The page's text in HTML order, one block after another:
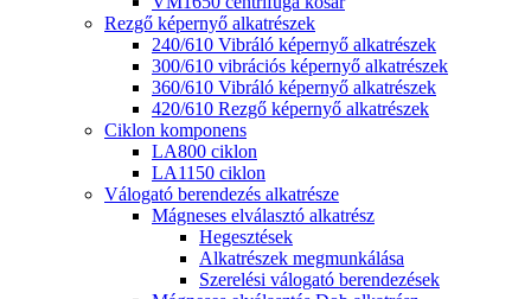
Rezgő képernyő alkatrészek
240/610 Vibráló képernyő alkatrészek
300/610 vibrációs képernyő alkatrészek
360/610 Vibráló képernyő alkatrészek
420/610 Rezgő képernyő alkatrészek
Ciklon komponens
LA800 ciklon
LA1150 ciklon
Válogató berendezés alkatrésze
Mágneses elválasztó alkatrész
Hegesztések
Alkatrészek megmunkálása
Szerelési válogató berendezések